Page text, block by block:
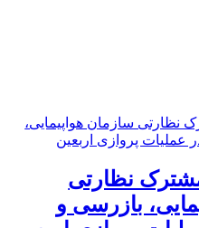
مشترک نظارتی
بازرسی و